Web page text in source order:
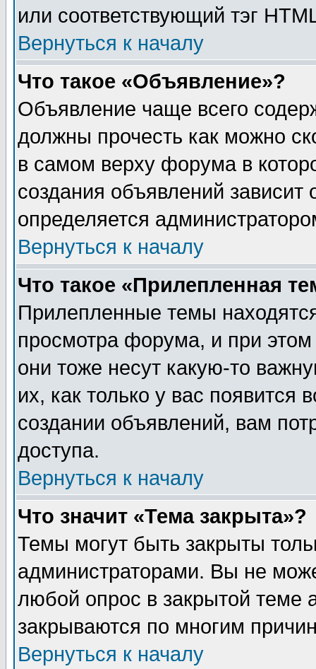
или соответствующий тэг
Вернуться к началу
Что такое «Объявление»?
Объявление чаще всего
должны прочесть как можно
в самом верху форума в
создания объявлений зависит
определяется
Вернуться к началу
Что такое «Прилепленная
Прилепленные темы
просмотра форума, и при
они тоже несут какую-то
их, как только у вас появится
создании объявлений, вам
доступа.
Вернуться к началу
Что значит «Тема закрыта»?
Темы могут быть закрыты
администраторами. Вы не
любой опрос в закрытой теме
закрываются по многим
Вернуться к началу